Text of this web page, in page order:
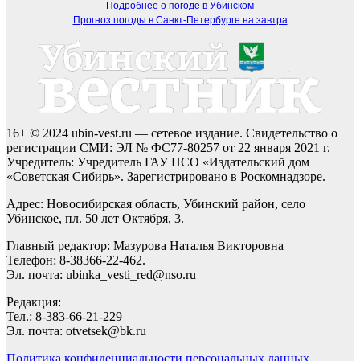
Подробнее о погоде в Убинском
Прогноз погоды в Санкт-Петербурге на завтра
16+ © 2024 ubin-vest.ru — сетевое издание. Свидетельство о
регистрации СМИ: ЭЛ № ФС77-80257 от 22 января 2021 г.
Учредитель: Учредитель ГАУ НСО «Издательский дом
«Советская Сибирь». Зарегистрировано в Роскомнадзоре.
Адрес: Новосибирская область, Убинский район, село
Убинское, пл. 50 лет Октября, 3.
Главный редактор: Мазурова Наталья Викторовна
Телефон: 8-38366-22-462.
Эл. почта: ubinka_vesti_red@nso.ru
Редакция:
Тел.: 8-383-66-21-229
Эл. почта: otvetsek@bk.ru
Политика конфиденциальности персональных данных